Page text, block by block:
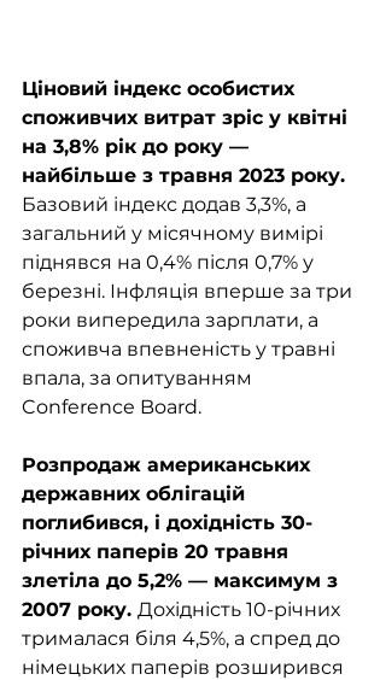
Ціновий індекс особистих
споживчих витрат зріс у квітні
на 3,8% рік до року —
найбільше з травня 2023 року.
Базовий індекс додав 3,3%, а
загальний у місячному вимірі
піднявся на 0,4% після 0,7% у
березні. Інфляція вперше за три
роки випередила зарплати, а
споживча впевненість у травні
впала, за опитуванням
Conference Board.
Розпродаж американських
державних облігацій
поглибився, і дохідність 30-
річних паперів 20 травня
злетіла до 5,2% — максимум з
2007 року. Дохідність 10-річних
трималася біля 4,5%, а спред до
німецьких паперів розширився